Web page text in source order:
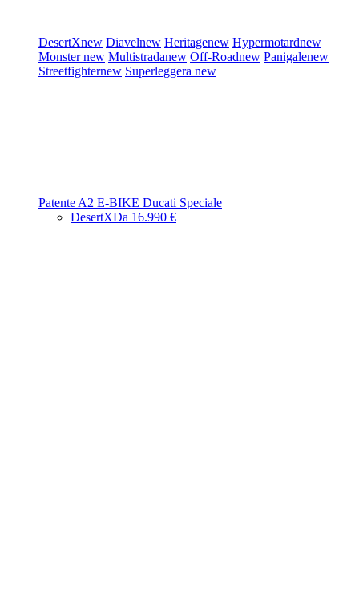
DesertXnew Diavelnew Heritagenew Hypermotardnew
Monsternew Multistradanew Off-Roadnew Panigalenew
Streetfighternew Superleggera new
Patente A2 E-BIKE Ducati Speciale
DesertXDa 16.990 €